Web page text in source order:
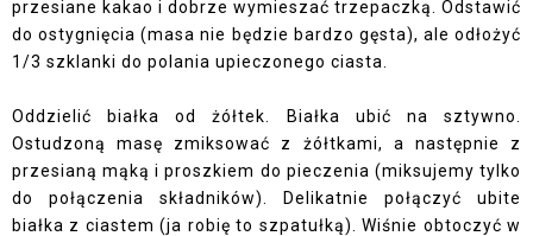
przesiane kakao i dobrze wymieszać trzepaczką. Odstawić
do ostygnięcia (masa nie będzie bardzo gęsta), ale odłożyć
1/3 szklanki do polania upieczonego ciasta.
Oddzielić białka od żółtek. Białka ubić na sztywno.
Ostudzoną masę zmiksować z żółtkami, a następnie z
przesianą mąką i proszkiem do pieczenia (miksujemy tylko
do połączenia składników). Delikatnie połączyć ubite
białka z ciastem (ja robię to szpatułką). Wiśnie obtoczyć w